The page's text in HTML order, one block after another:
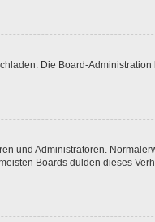
Die Board-
und Administratoren.
Boards dulden dieses